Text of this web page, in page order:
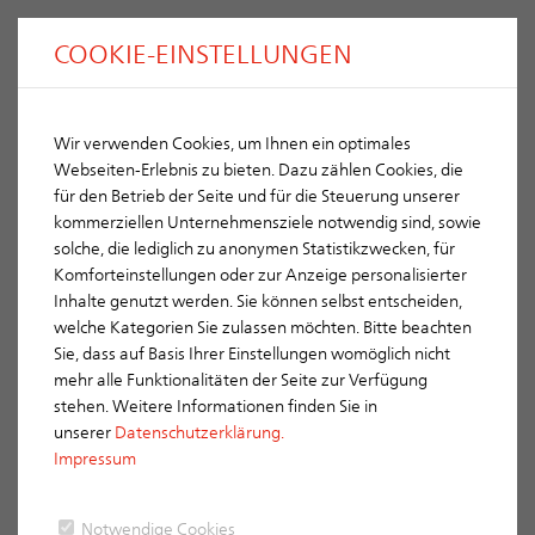
ERLUS Sturmklammern
Echte Markenqualität hält die Ziegel fest und sicher auf
dem Dach
Die Universal ERLUS Sturmklammern sind aus federhartem
Edelstahl, erhältlich in den Lattenquerschnitten 24 x 48 mm (nur
Sturmklammer I), 30 x 50 mm und 40 x 60 mm. Die zu
verwendende Anzahl je m² richtet sich nach den örtlichen
Gegebenheiten, den klimatischen Verhältnissen und den
Bemessungslasten der jeweiligen Ziegel-Klammer-Kombination.
ERLUS Windsicherungsrechner (DE)
COOKIE-EINSTELLUNGEN
Wir verwenden Cookies, um Ihnen ein optimales
Webseiten-Erlebnis zu bieten. Dazu zählen Cookies, die
für den Betrieb der Seite und für die Steuerung unserer
kommerziellen Unternehmensziele notwendig sind, sowie
solche, die lediglich zu anonymen Statistikzwecken, für
Komforteinstellungen oder zur Anzeige personalisierter
Inhalte genutzt werden. Sie können selbst entscheiden,
welche Kategorien Sie zulassen möchten. Bitte beachten
Sie, dass auf Basis Ihrer Einstellungen womöglich nicht
mehr alle Funktionalitäten der Seite zur Verfügung
stehen. Weitere Informationen finden Sie in
unserer Datenschutzerklärung.
Impressum
Notwendige Cookies